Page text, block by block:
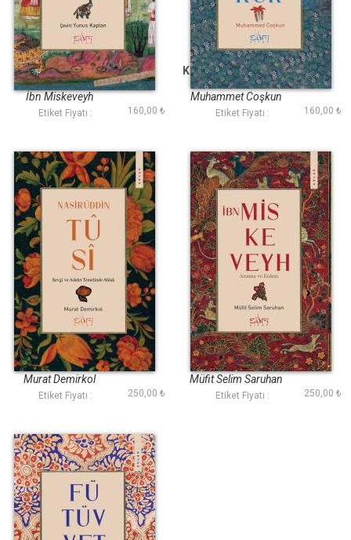
Adalet
İbn Miskeveyh
Etiket Fiyatı : 160,00 ₺
Kuran Perspektifinde
Sabır ve Şükür
Muhammet Coşkun
Etiket Fiyatı : 160,00 ₺
Nasirüddin Tûsî
Murat Demirkol
Etiket Fiyatı : 250,00 ₺
İbn Miskeveyh
Müfit Selim Saruhan
Etiket Fiyatı : 250,00 ₺